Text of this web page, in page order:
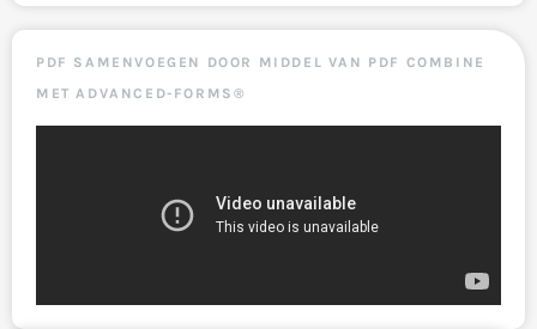
PDF SAMENVOEGEN DOOR MIDDEL VAN PDF COMBINE
MET ADVANCED-FORMS®